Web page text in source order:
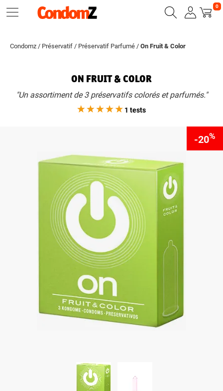
0
Condomz / Préservatif / Préservatif Parfumé / On Fruit & Color
ON FRUIT & COLOR
"Un assortiment de 3 préservatifs colorés et parfumés."
1 tests
-20%